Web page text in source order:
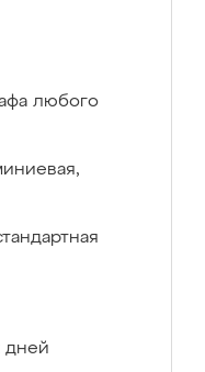
любого
дней